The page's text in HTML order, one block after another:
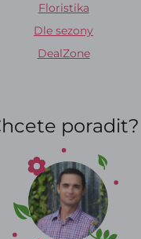
Floristika
Dle sezony
DealZone
poradit?